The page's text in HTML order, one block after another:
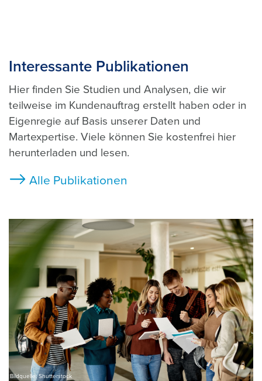
Interessante Publikationen
Hier finden Sie Studien und Analysen, die wir
teilweise im Kundenauftrag erstellt haben oder in
Eigenregie auf Basis unserer Daten und
Martexpertise. Viele können Sie kostenfrei hier
herunterladen und lesen.
Alle Publikationen
Bildquelle: Shutterstock